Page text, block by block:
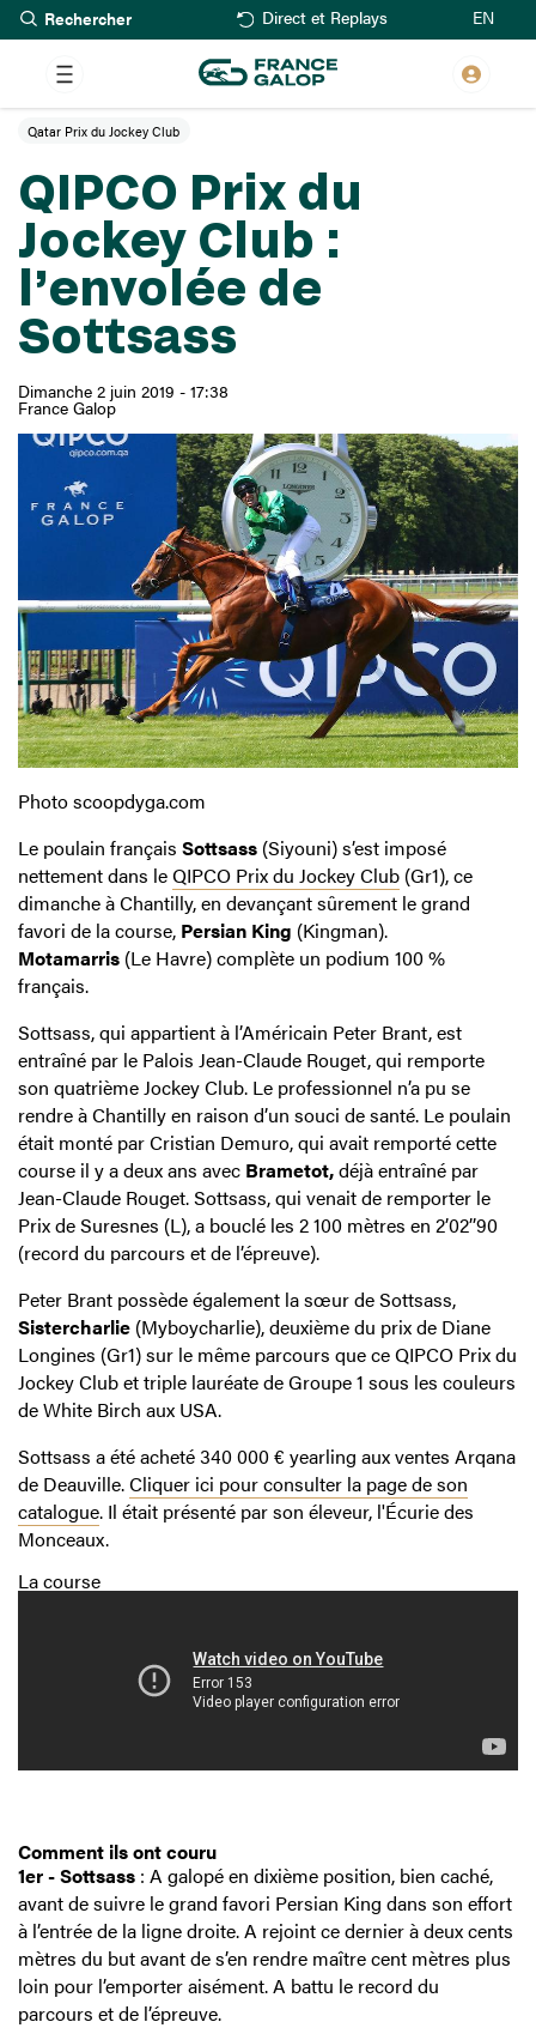
Aller
au
contenu
principal
Rechercher Direct et Replays EN
QIPCO Prix du
Jockey Club :
l’envolée de
Sottsass
Dimanche 2 juin 2019 - 17:38
France Galop
Qatar Prix du Jockey Club
Photo scoopdyga.com
Le poulain français Sottsass (Siyouni) s’est imposé
nettement dans leQIPCO Prix du Jockey Club (Gr1), ce
dimanche à Chantilly, en devançant sûrement le grand
favori de la course, Persian King (Kingman).
Motamarris (Le Havre) complète un podium 100 %
français.
Sottsass, qui appartient à l’Américain Peter Brant, est
entraîné par le Palois Jean-Claude Rouget, qui remporte
son quatrième Jockey Club. Le professionnel n’a pu se
rendre à Chantilly en raison d’un souci de santé. Le poulain
était monté par Cristian Demuro, qui avait remporté cette
course il y a deux ans avec Brametot,déjà entraîné par
Jean-Claude Rouget. Sottsass, qui venait de remporter le
Prix de Suresnes (L), a bouclé les 2 100 mètres en 2’02’’90
(record du parcours et de l’épreuve).
Peter Brant possède également la sœur de Sottsass,
Sistercharlie (Myboycharlie), deuxième du prix de Diane
Longines (Gr1) sur le même parcours que ce QIPCO Prix du
Jockey Club et triple lauréate de Groupe 1 sous les couleurs
de White Birch aux USA.
Sottsass a été acheté 340 000 € yearling aux ventes Arqana
de Deauville.Cliquer ici pour consulter la page de son
catalogue. Il était présenté par son éleveur, l'Écurie des
Monceaux.
La course
Comment ils ont couru
1er - Sottsass : A galopé en dixième position, bien caché,
avant de suivre le grand favori Persian King dans son effort
à l’entrée de la ligne droite. A rejoint ce dernier à deux cents
mètres du but avant de s’en rendre maître cent mètres plus
loin pour l’emporter aisément. A battu le record du
parcours et de l’épreuve.